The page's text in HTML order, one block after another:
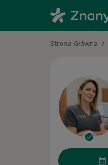
Strona Główna